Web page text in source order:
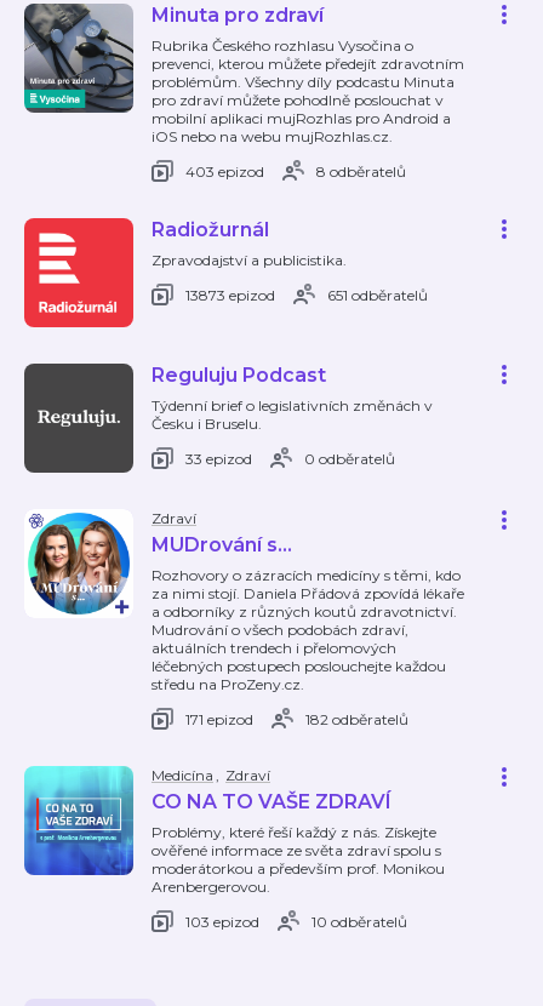
Minuta pro zdraví
Rubrika Českého rozhlasu Vysočina o
prevenci, kterou můžete předejít zdravotním
problémům. Všechny díly podcastu Minuta
pro zdraví můžete pohodlně poslouchat v
mobilní aplikaci mujRozhlas pro Android a
iOS nebo na webu mujRozhlas.cz.
403 epizod
8 odběratelů
Radiožurnál
Zpravodajství a publicistika.
13873 epizod
651 odběratelů
Reguluju Podcast
Týdenní brief o legislativních změnách v
Česku i Bruselu.
33 epizod
0 odběratelů
Zdraví
MUDrování s...
Rozhovory o zázracích medicíny s těmi, kdo
za nimi stojí. Daniela Přádová zpovídá lékaře
a odborníky z různých koutů zdravotnictví.
Mudrování o všech podobách zdraví,
aktuálních trendech i přelomových
léčebných postupech poslouchejte každou
středu na ProZeny.cz.
171 epizod
182 odběratelů
Medicína , Zdraví
CO NA TO VAŠE ZDRAVÍ
Problémy, které řeší každý z nás. Získejte
ověřené informace ze světa zdraví spolu s
moderátorkou a především prof. Monikou
Arenbergerovou.
103 epizod
10 odběratelů